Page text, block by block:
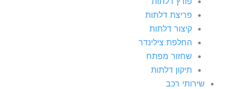
פריצת דלתות
קיצור דלתות
החלפת צילינדר
שחזור מפתח
תיקון דלתות
שירותי רכב